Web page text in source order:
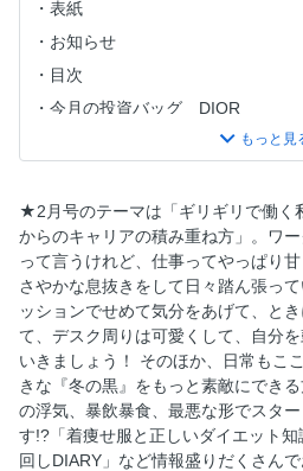
表紙
お知らせ
目次
今月の投資バッグ DIOR
今月の投資ジュエリー CHANEL
CLASSY.スタッフの「最近、何
私たちの取捨選択 Vol.6 鳴海 唯さ
山本美月 Crazy For… (23) ナイト
車と、私と、自分時間。 Vol.11
三條場夏海の IT’S MY STYLE
今月のDRESS UP! ～その後も着
れ服～ #Scene7
堀田茜のほったらかしにしたら
さん
★2月号のテーマは「ギリギリで働く
からのキャリアの積み重ね方」。ワ
って言うけれど、仕事ってやっぱり
さやかな息抜きをして日々踏ん張っ
ッションでせめて気分をあげて、と
て、デスク周りは可愛くして、自分
いきましょう！ そのほか、日常もこ
きな『冬の黒』をもっと素敵にでき
の浮気、暴飲暴食、最悪な形でスタ
す!?「着痩せ服と正しいダイエット
回しDIARY」など情報盛りだくさんで